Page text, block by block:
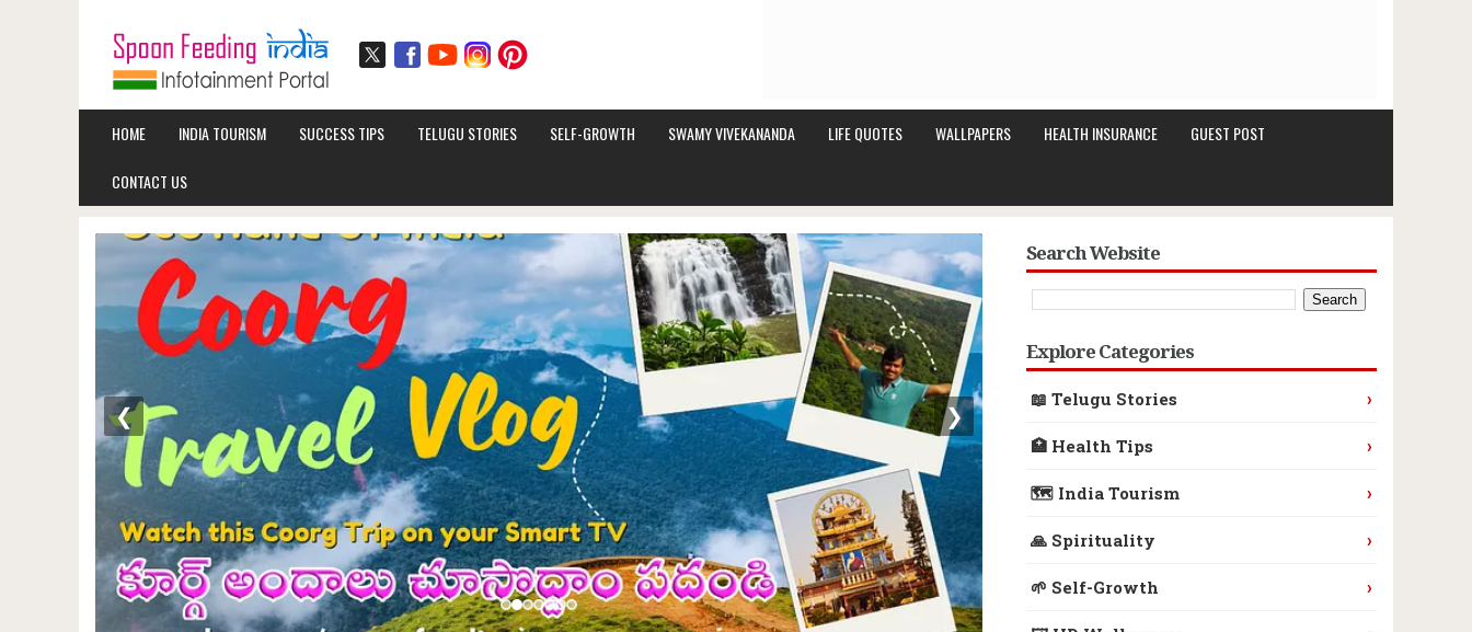
HOME INDIA TOURISM SUCCESS TIPS TELUGU STORIES SELF-GROWTH SWAMY VIVEKANANDA LIFE QUOTES WALLPAPERS HEALTH INSURANCE GUEST POST
CONTACT US
❮ ❯
Search Website
Explore Categories
📖 Telugu Stories ›
🏥 Health Tips ›
🗺️ India Tourism ›
🙏 Spirituality ›
🌱 Self-Growth ›